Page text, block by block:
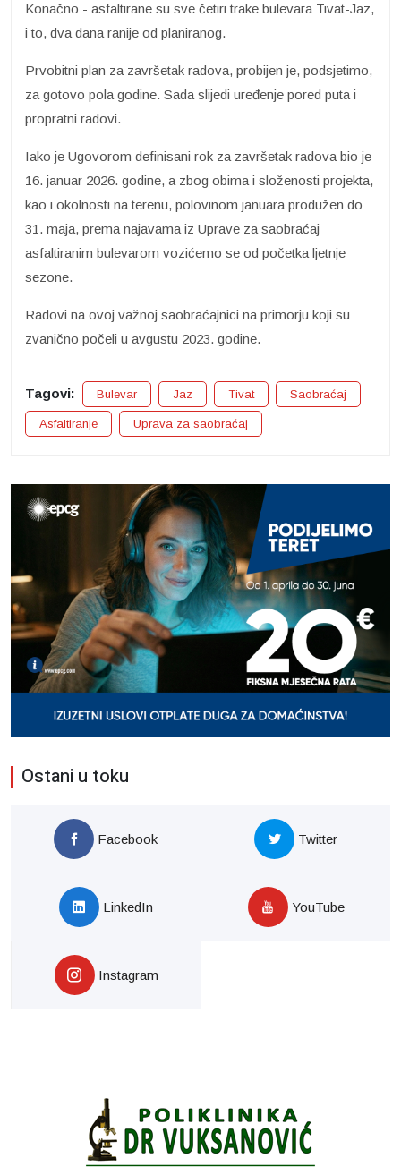
Konačno - asfaltirane su sve četiri trake bulevara Tivat-Jaz,
i to, dva dana ranije od planiranog.
Prvobitni plan za završetak radova, probijen je, podsjetimo,
za gotovo pola godine. Sada slijedi uređenje pored puta i
propratni radovi.
Iako je Ugovorom definisani rok za završetak radova bio je
16. januar 2026. godine, a zbog obima i složenosti projekta,
kao i okolnosti na terenu, polovinom januara produžen do
31. maja, prema najavama iz Uprave za saobraćaj
asfaltiranim bulevarom vozićemo se od početka ljetnje
sezone.
Radovi na ovoj važnoj saobraćajnici na primorju koji su
zvanično počeli u avgustu 2023. godine.
Tagovi: Bulevar Jaz Tivat Saobraćaj
Asfaltiranje Uprava za saobraćaj
Ostani u toku
Facebook Twitter
LinkedIn YouTube
Instagram